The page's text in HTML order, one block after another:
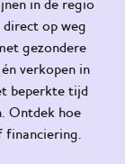
in de regio
op weg
gezondere
verkopen in
beperkte tijd
Ontdek hoe
financiering.